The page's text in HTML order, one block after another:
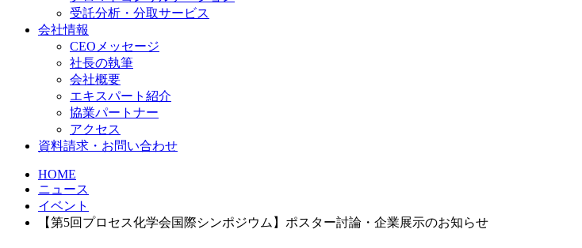
受託分析・分取サービス
会社情報
CEOメッセージ
社長の執筆
会社概要
エキスパート紹介
協業パートナー
アクセス
資料請求・お問い合わせ
HOME
ニュース
イベント
【第5回プロセス化学会国際シンポジウム】ポスター討論・企業展示のお知らせ